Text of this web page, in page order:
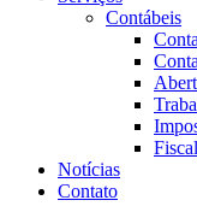
Contábeis
Fiscal
Notícias
Contato